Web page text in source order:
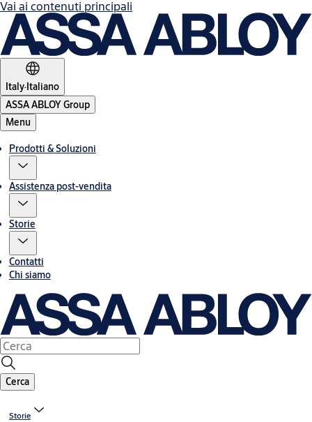
Vai ai contenuti principali
Italy·Italiano
ASSA ABLOY Group
Menu
Prodotti & Soluzioni
Assistenza post-vendita
Storie
Contatti
Chi siamo
Cerca
Storie